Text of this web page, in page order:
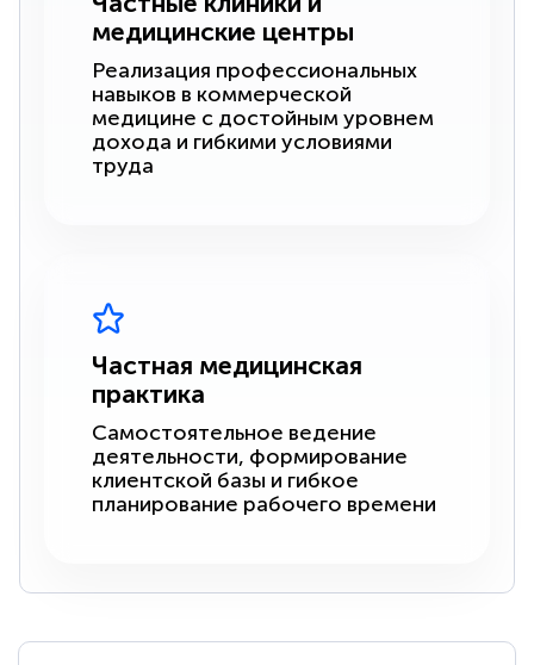
медицинские центры
Реализация профессиональных
навыков в коммерческой
медицине с достойным уровнем
дохода и гибкими условиями
труда
Частная медицинская
практика
Самостоятельное ведение
деятельности, формирование
клиентской базы и гибкое
планирование рабочего времени